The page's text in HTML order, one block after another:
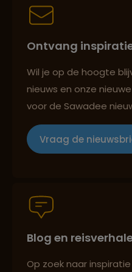
Best beoordeelde
Groepsreizen mét
Best beoordeelde
Ontvang
Wil je op de hoogte
nieuws en onze
voor de Sawadee
Vraag de
Blog en
Op zoek naar